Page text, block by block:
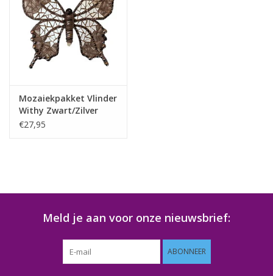
Video-instructies
Klantbeoordelingen
Moeder-dochter-activiteit
Kant-en-klare mozaïekwerken
Mozaiekpakket Vlinder
Withy Zwart/Zilver
€27,95
Meld je aan voor onze nieuwsbrief:
ABONNEER